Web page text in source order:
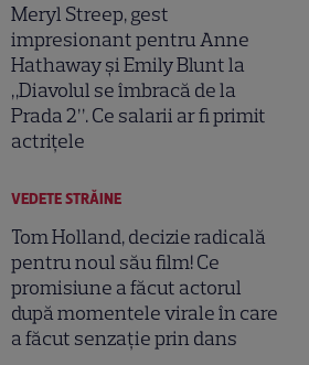
Meryl Streep, gest
impresionant pentru Anne
Hathaway și Emily Blunt la
„Diavolul se îmbracă de la
Prada 2”. Ce salarii ar fi primit
actrițele
VEDETE STRĂINE
Tom Holland, decizie radicală
pentru noul său film! Ce
promisiune a făcut actorul
după momentele virale în care
a făcut senzație prin dans